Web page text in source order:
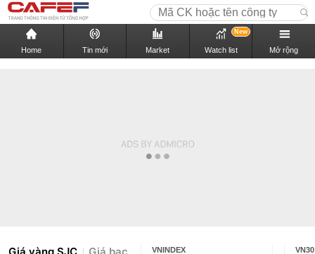
Home Tin mới Market Watch list
New
Mở rộng
VNINDEX VN30